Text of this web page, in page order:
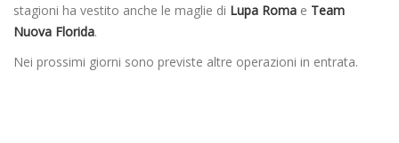
stagioni ha vestito anche le maglie di Lupa Roma e Team
Nuova Florida.
Nei prossimi giorni sono previste altre operazioni in entrata.